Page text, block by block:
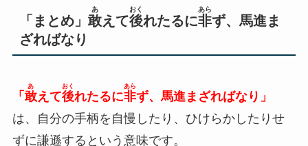
「まとめ」 敢
あ
えて後
おく
れたるに非
あら
ず、馬進ま
ざればなり
「 敢
あ
えて後
おく
れたるに非
あら
ず、馬進まざればなり」
は、自分の手柄を自慢したり、ひけらかしたりせ
ずに謙遜するという意味です。